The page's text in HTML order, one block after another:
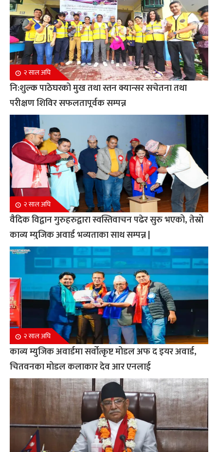
२ साल अघि
नि:शुल्क पाठेघरको मुख तथा स्तन क्यान्सर सचेतना तथा
परीक्षण शिविर सफलतापूर्वक सम्पन्न
२ साल अघि
वैदिक विद्वान गुरुहरुद्वारा स्वस्तिवाचन पढेर सुरु भएको, तेस्रो
काव्य म्युजिक अवार्ड भव्यताका साथ सम्पन्न |
२ साल अघि
काव्य म्युजिक अवार्डमा सर्वोत्कृष्ट मोडल अफ द इयर अवार्ड,
चितवनका मोडल कलाकार देव आर एनलाई